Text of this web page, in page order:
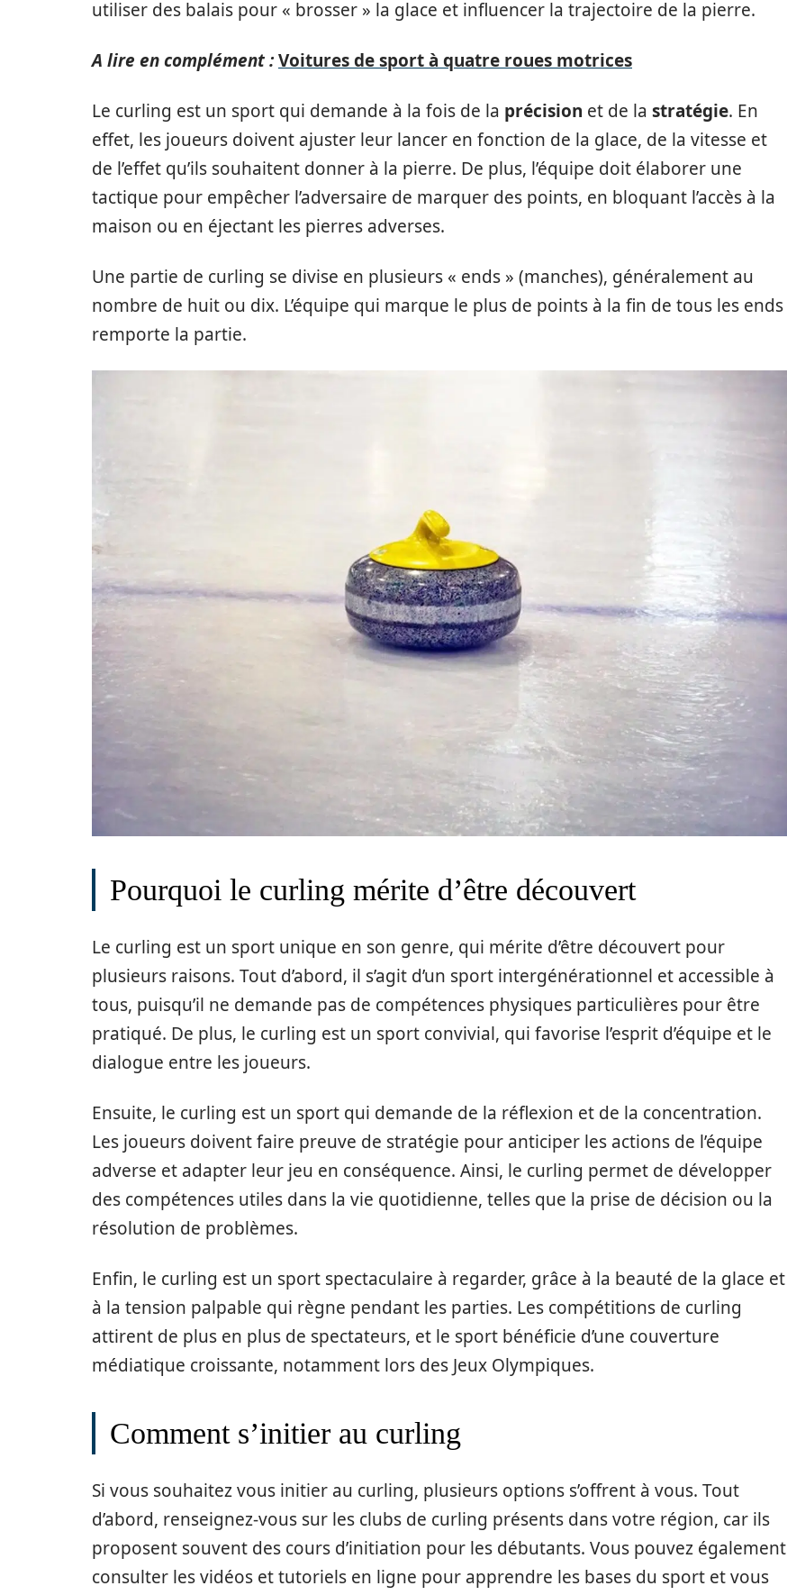
utiliser des balais pour « brosser » la glace et influencer la trajectoire de la pierre.
A lire en complément :Voitures de sport à quatre roues motrices
Le curling est un sport qui demande à la fois de la précision et de la stratégie. En
effet, les joueurs doivent ajuster leur lancer en fonction de la glace, de la vitesse et
de l’effet qu’ils souhaitent donner à la pierre. De plus, l’équipe doit élaborer une
tactique pour empêcher l’adversaire de marquer des points, en bloquant l’accès à la
maison ou en éjectant les pierres adverses.
Une partie de curling se divise en plusieurs « ends » (manches), généralement au
nombre de huit ou dix. L’équipe qui marque le plus de points à la fin de tous les ends
remporte la partie.
Pourquoi le curling mérite d’être découvert
Le curling est un sport unique en son genre, qui mérite d’être découvert pour
plusieurs raisons. Tout d’abord, il s’agit d’un sport intergénérationnel et accessible à
tous, puisqu’il ne demande pas de compétences physiques particulières pour être
pratiqué. De plus, le curling est un sport convivial, qui favorise l’esprit d’équipe et le
dialogue entre les joueurs.
Ensuite, le curling est un sport qui demande de la réflexion et de la concentration.
Les joueurs doivent faire preuve de stratégie pour anticiper les actions de l’équipe
adverse et adapter leur jeu en conséquence. Ainsi, le curling permet de développer
des compétences utiles dans la vie quotidienne, telles que la prise de décision ou la
résolution de problèmes.
Enfin, le curling est un sport spectaculaire à regarder, grâce à la beauté de la glace et
à la tension palpable qui règne pendant les parties. Les compétitions de curling
attirent de plus en plus de spectateurs, et le sport bénéficie d’une couverture
médiatique croissante, notamment lors des Jeux Olympiques.
Comment s’initier au curling
Si vous souhaitez vous initier au curling, plusieurs options s’offrent à vous. Tout
d’abord, renseignez-vous sur les clubs de curling présents dans votre région, car ils
proposent souvent des cours d’initiation pour les débutants. Vous pouvez également
consulter les vidéos et tutoriels en ligne pour apprendre les bases du sport et vous